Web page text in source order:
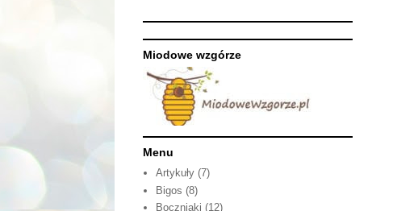
Miodowe wzgórze
Menu
Artykuły (7)
Bigos (8)
Boczniaki (12)